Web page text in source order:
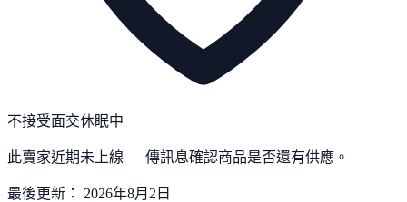
不接受面交休眠中
此賣家近期未上線 — 傳訊息確認商品是否還有供應。
最後更新： 2026年8月2日